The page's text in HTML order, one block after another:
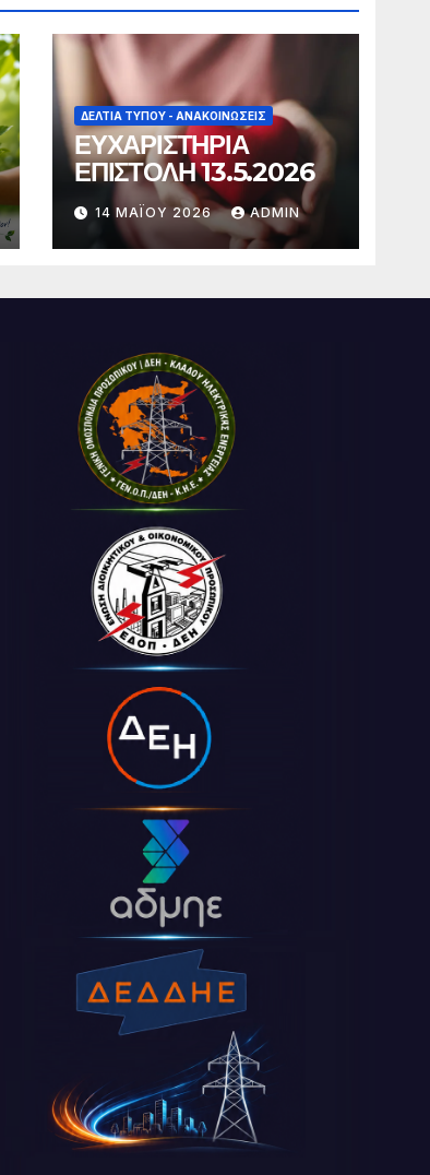
ΔΕΛΤΊΑ ΤΎΠΟΥ - ΑΝΑΚΟΙΝΏΣΕΙΣ
ΕΥΧΑΡΙΣΤΗΡΙΑ
ΕΠΙΣΤΟΛΗ 13.5.2026
14 ΜΑΪ́ΟΥ 2026 ADMIN